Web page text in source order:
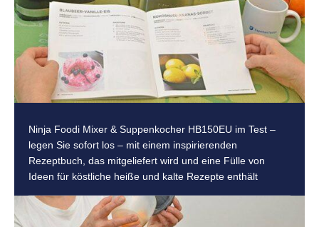
Ninja Foodi Mixer & Suppenkocher HB150EU im Test –
legen Sie sofort los – mit einem inspirierenden
Rezeptbuch, das mitgeliefert wird und eine Fülle von
Ideen für köstliche heiße und kalte Rezepte enthält